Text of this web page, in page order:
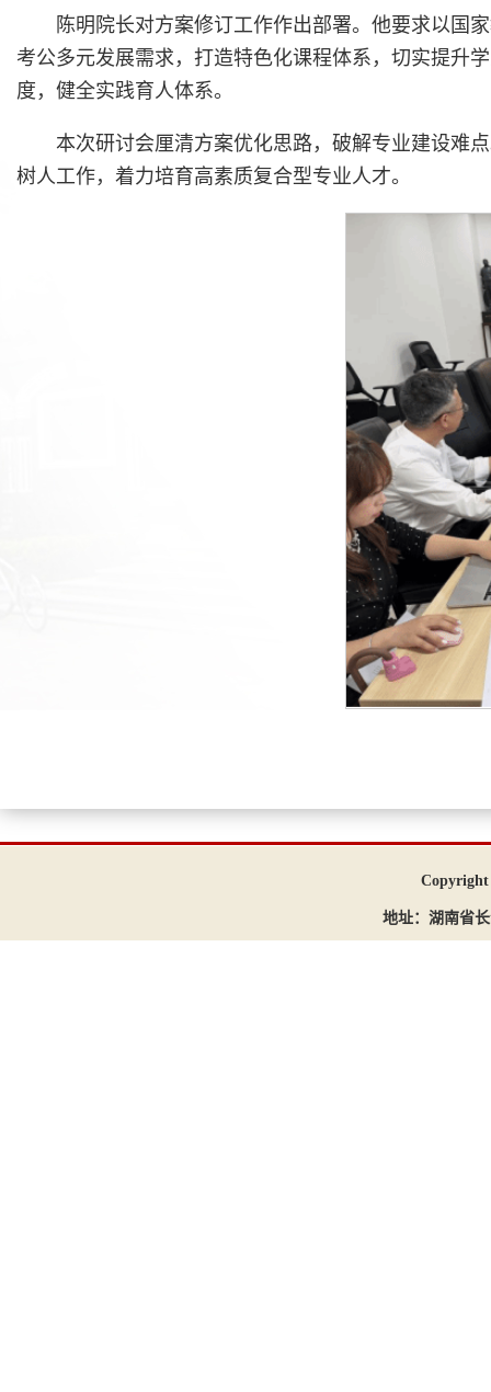
陈明院长对方案修订工作作出部署。他要求以国
考公多元发展需求，打造特色化课程体系，切实提升
度，健全实践育人体系。
本次研讨会厘清方案优化思路，破解专业建设难
树人工作，着力培育高素质复合型专业人才。
Copyright
地址：湖南省